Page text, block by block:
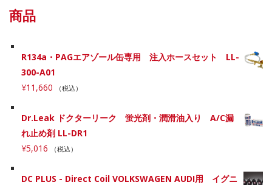
商品
R134a・PAGエアゾール缶専用 注入ホースセット LL-
300-A01
¥11,660 （税込）
Dr.Leak ドクターリーク 蛍光剤・潤滑油入り A/C漏
れ止め剤 LL-DR1
¥5,016 （税込）
DC PLUS - Direct Coil VOLKSWAGEN AUDI用 イグニ